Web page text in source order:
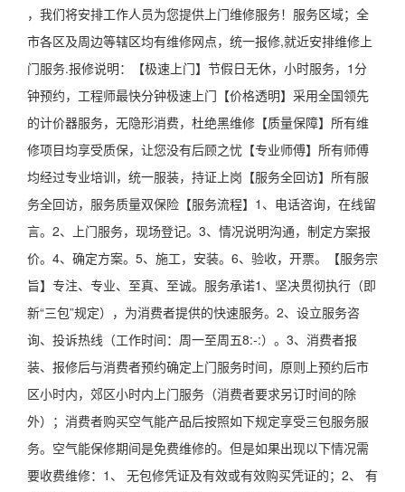
，我们将安排工作人员为您提供上门维修服务！服务区域；全
市各区及周边等辖区均有维修网点，统一报修,就近安排维修上
门服务.报修说明：【极速上门】节假日无休，小时服务，1分
钟预约，工程师最快分钟极速上门【价格透明】采用全国领先
的计价器服务，无隐形消费，杜绝黑维修【质量保障】所有维
修项目均享受质保，让您没有后顾之忧【专业师傅】所有师傅
均经过专业培训，统一服装，持证上岗【服务全回访】所有服
务全回访，服务质量双保险【服务流程】1、电话咨询，在线留
言。2、上门服务，现场登记。3、情况说明沟通，制定方案报
价。4、确定方案。5、施工，安装。6、验收，开票。【服务宗
旨】专注、专业、至真、至诚。服务承诺1、坚决贯彻执行（即
新“三包”规定），为消费者提供的快速服务。2、设立服务咨
询、投诉热线（工作时间：周一至周五8:-:）。3、消费者报
装、报修后与消费者预约确定上门服务时间，原则上预约后市
区小时内，郊区小时内上门服务（消费者要求另订时间的除
外）；消费者购买空气能产品后按照如下规定享受三包服务服
务。空气能保修期间是免费维修的。但是如果出现以下情况需
要收费维修：1、 无包修凭证及有效或有效购买凭证的；2、 有